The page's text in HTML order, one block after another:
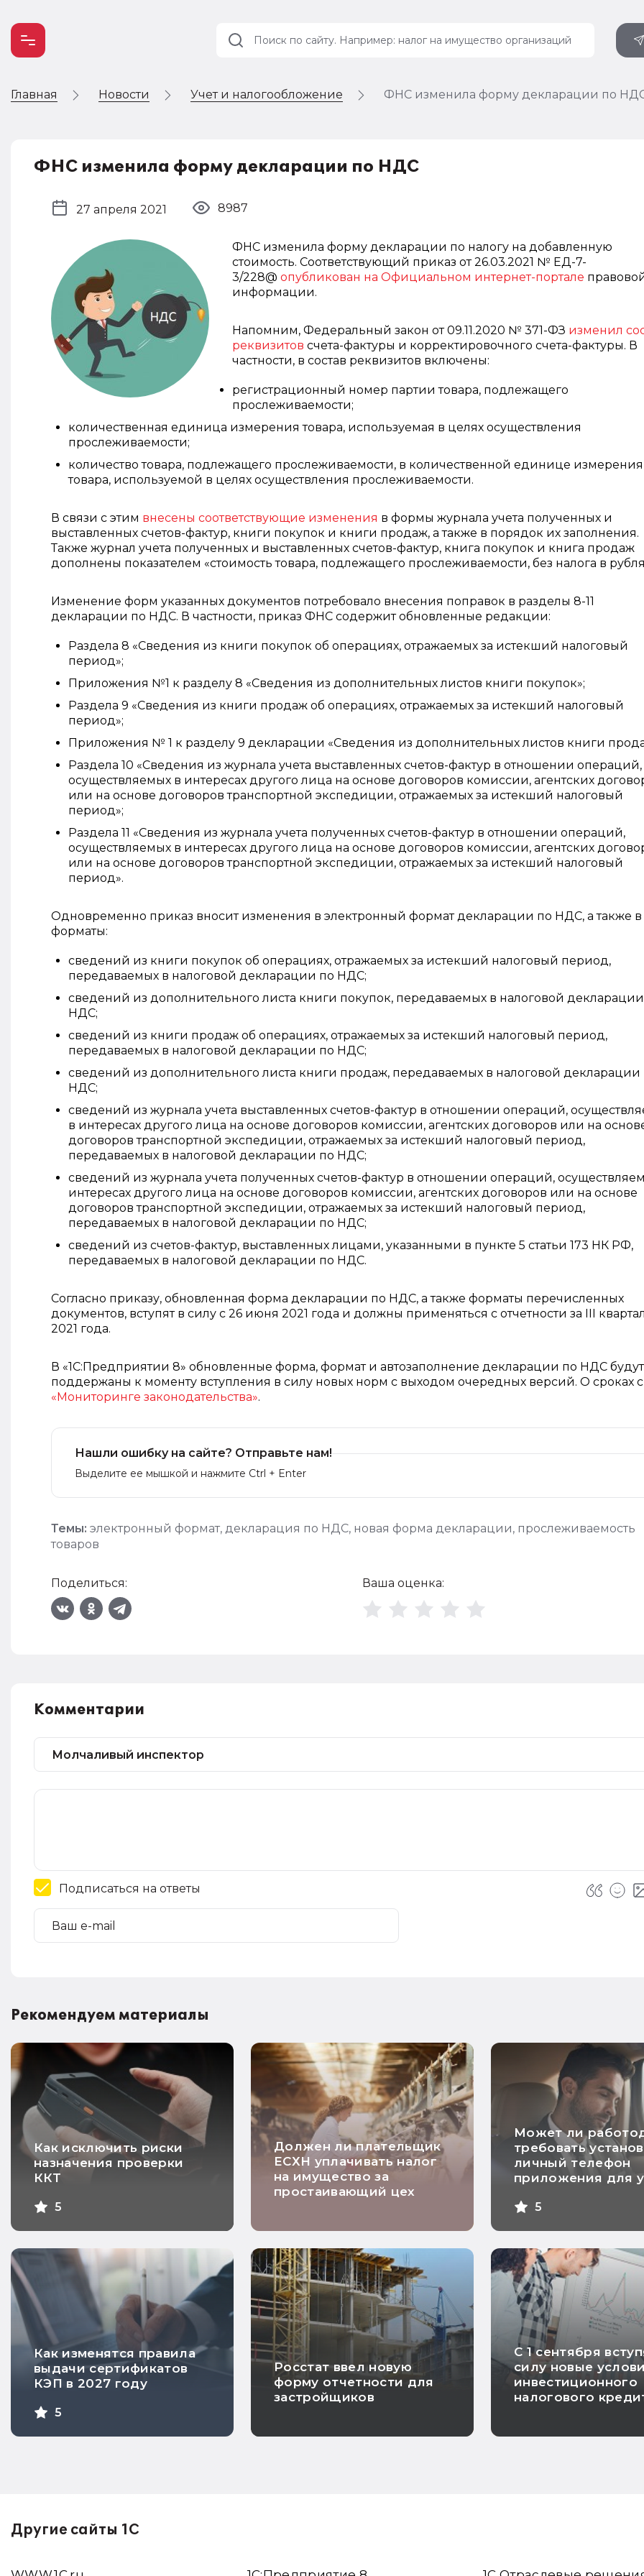
Главная Новости Учет и налогообложение ФНС изменила форму декларации по
ФНС изменила форму декларации по НДС
27 апреля 2021 8987
ФНС изменила форму декларации по налогу на добавленную
стоимость. Соответствующий приказ от 26.03.2021 № ЕД-7-
3/228@ опубликован на Официальном интернет-портале
информации.
Напомним, Федеральный закон от 09.11.2020 № 371-ФЗ изменил
реквизитов счета-фактуры и корректировочного счета-фактуры. В
частности, в состав реквизитов включены:
регистрационный номер партии товара, подлежащего
прослеживаемости;
количественная единица измерения товара, используемая в целях осуществления
прослеживаемости;
количество товара, подлежащего прослеживаемости, в количественной единице измерения
товара, используемой в целях осуществления прослеживаемости.
В связи с этим внесены соответствующие изменения в формы журнала учета полученных и
выставленных счетов-фактур, книги покупок и книги продаж, а также в порядок их заполнения.
Также журнал учета полученных и выставленных счетов-фактур, книга покупок и книга продаж
дополнены показателем «стоимость товара, подлежащего прослеживаемости, без налога в
Изменение форм указанных документов потребовало внесения поправок в разделы 8-11
декларации по НДС. В частности, приказ ФНС содержит обновленные редакции:
Раздела 8 «Сведения из книги покупок об операциях, отражаемых за истекший налоговый
период»;
Приложения №1 к разделу 8 «Сведения из дополнительных листов книги покупок»;
Раздела 9 «Сведения из книги продаж об операциях, отражаемых за истекший налоговый
период»;
Приложения № 1 к разделу 9 декларации «Сведения из дополнительных листов книги
Раздела 10 «Сведения из журнала учета выставленных счетов-фактур в отношении операций,
осуществляемых в интересах другого лица на основе договоров комиссии, агентских
или на основе договоров транспортной экспедиции, отражаемых за истекший налоговый
период»;
Раздела 11 «Сведения из журнала учета полученных счетов-фактур в отношении операций,
осуществляемых в интересах другого лица на основе договоров комиссии, агентских
или на основе договоров транспортной экспедиции, отражаемых за истекший налоговый
период».
Одновременно приказ вносит изменения в электронный формат декларации по НДС, а также в
форматы:
сведений из книги покупок об операциях, отражаемых за истекший налоговый период,
передаваемых в налоговой декларации по НДС;
сведений из дополнительного листа книги покупок, передаваемых в налоговой
НДС;
сведений из книги продаж об операциях, отражаемых за истекший налоговый период,
передаваемых в налоговой декларации по НДС;
сведений из дополнительного листа книги продаж, передаваемых в налоговой декларации
НДС;
сведений из журнала учета выставленных счетов-фактур в отношении операций,
в интересах другого лица на основе договоров комиссии, агентских договоров или на
договоров транспортной экспедиции, отражаемых за истекший налоговый период,
передаваемых в налоговой декларации по НДС;
сведений из журнала учета полученных счетов-фактур в отношении операций,
интересах другого лица на основе договоров комиссии, агентских договоров или на основе
договоров транспортной экспедиции, отражаемых за истекший налоговый период,
передаваемых в налоговой декларации по НДС;
сведений из счетов-фактур, выставленных лицами, указанными в пункте 5 статьи 173 НК РФ,
передаваемых в налоговой декларации по НДС.
Согласно приказу, обновленная форма декларации по НДС, а также форматы перечисленных
документов, вступят в силу с 26 июня 2021 года и должны применяться с отчетности за III квартал
2021 года.
В «1С:Предприятии 8» обновленные форма, формат и автозаполнение декларации по НДС будут
поддержаны к моменту вступления в силу новых норм с выходом очередных версий. О сроках
«Мониторинге законодательства».
Нашли ошибку на сайте? Отправьте нам!
Выделите ее мышкой и нажмите Ctrl + Enter
Темы: электронный формат, декларация по НДС, новая форма декларации, прослеживаемость
товаров
Поделиться: Ваша оценка:
Комментарии
Подписаться на ответы
Рекомендуем материалы
Как исключить риски
назначения проверки
ККТ
5
Должен ли плательщик
ЕСХН уплачивать налог
на имущество за
простаивающий цех
Может ли
требовать
личный телефон
приложения для
5
Как изменятся правила
выдачи сертификатов
КЭП в 2027 году
5
Росстат ввел новую
форму отчетности для
застройщиков
С 1 сентября
силу новые
инвестиционного
налогового
Другие сайты 1С
Учет и